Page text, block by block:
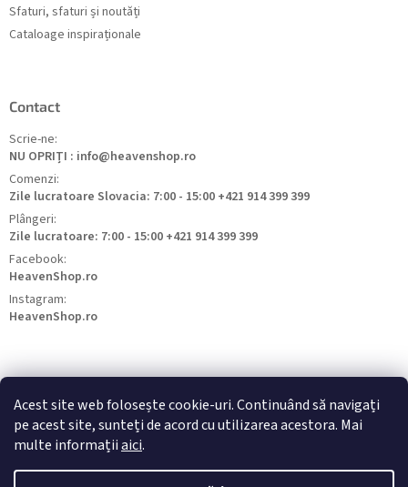
Acest site web folosește cookie-uri. Continuând să navigați
pe acest site, sunteți de acord cu utilizarea acestora. Mai
multe informațiiaici.
Sfaturi, sfaturi și noutăți
Cataloage inspiraționale
Contact
Scrie-ne:
NU OPRIȚI : info@heavenshop.ro
Comenzi:
Zile lucratoare Slovacia: 7:00 - 15:00 +421 914 399 399
Plângeri:
Zile lucratoare: 7:00 - 15:00 +421 914 399 399
Facebook:
HeavenShop.ro
Instagram:
HeavenShop.ro
HeavenShop.sk HeavenShop.hu HeavenShop.cz